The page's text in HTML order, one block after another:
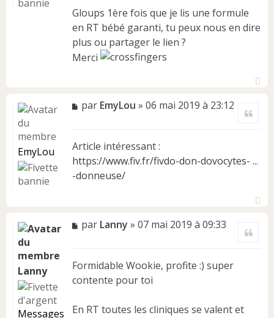
n
o
n
l
u
Gloups 1ère fois que je lis une formule
en RT bébé garanti, tu peux nous en dire
plus ou partager le lien ?
Merci
EmyLou
M
e
a
g
e
u
par EmyLou » 06 mai 2019 à 23:12
Article intéressant :
https://www.fiv.fr/fivdo-don-dovocytes- ...
-donneuse/
Lanny
Messages
M
e
a
g
n
par Lanny » 07 mai 2019 à 09:33
Formidable Wookie, profite :) super
contente pour toi
En RT toutes les cliniques se valent et